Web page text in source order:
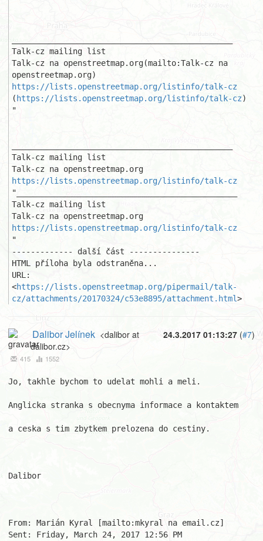
Talk-cz mailing list
Talk-cz na openstreetmap.org(mailto:Talk-cz na
https://lists.openstreetmap.org/listinfo/talk-cz
( https://lists.openstreetmap.org/listinfo/talk-cz)
"
Talk-cz mailing list
https://lists.openstreetmap.org/listinfo/talk-cz
"_______________________________________________
Talk-cz mailing list
https://lists.openstreetmap.org/listinfo/talk-cz
"
------------- další část ---------------
HTML příloha byla odstraněna...
URL:
<https://lists.openstreetmap.org/pipermail/talk-
cz/attachments/20170324/c53e8895/attachment.html>
24.3.2017 01:13:27 (#7)
Dalibor Jelínek <dalibor at
dalibor.cz>
415 1552
Jo, takhle bychom to udelat mohli a meli.
Anglicka stranka s obecnyma informace a kontaktem
a ceska s tim zbytkem prelozena do cestiny.
Dalibor
From: Marián Kyral [mailto:mkyral na email.cz]
Sent: Friday, March 24, 2017 12:56 PM